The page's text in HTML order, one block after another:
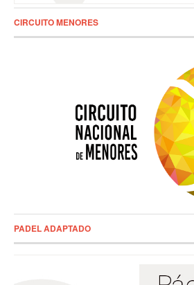
CIRCUITO MENORES
PADEL ADAPTADO